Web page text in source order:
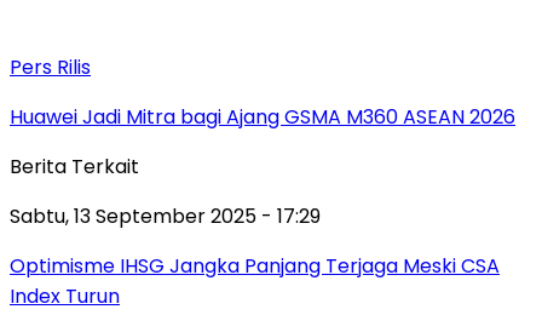
Pers Rilis
Huawei Jadi Mitra bagi Ajang GSMA M360 ASEAN 2026
Berita Terkait
Sabtu, 13 September 2025 - 17:29
Optimisme IHSG Jangka Panjang Terjaga Meski CSA
Index Turun